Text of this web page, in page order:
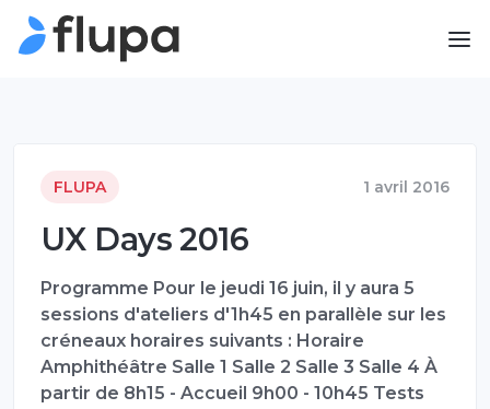
FLUPA 1 avril 2016
UX Days 2016
Programme Pour le jeudi 16 juin, il y aura 5
sessions d'ateliers d'1h45 en parallèle sur les
créneaux horaires suivants : Horaire
Amphithéâtre Salle 1 Salle 2 Salle 3 Salle 4 À
partir de 8h15 - Accueil 9h00 - 10h45 Tests